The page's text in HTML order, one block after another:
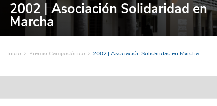
2002 | Asociación Solidaridad en
Marcha
Inicio Premio Campodónico 2002 | Asociación Solidaridad en Marcha